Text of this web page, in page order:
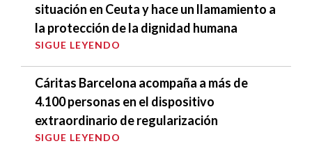
situación en Ceuta y hace un llamamiento a
la protección de la dignidad humana
SIGUE LEYENDO
Cáritas Barcelona acompaña a más de
4.100 personas en el dispositivo
extraordinario de regularización
SIGUE LEYENDO